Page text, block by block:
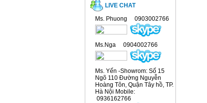
LIVE CHAT
Ms. Phuong 0903002766
Ms.Nga 0904002766
Ms. Yến -Showrom: Số 15
Ngõ 110 Đường Nguyễn
Hoàng Tôn, Quận Tây hồ, TP.
Hà Nội Mobile:
0936162766